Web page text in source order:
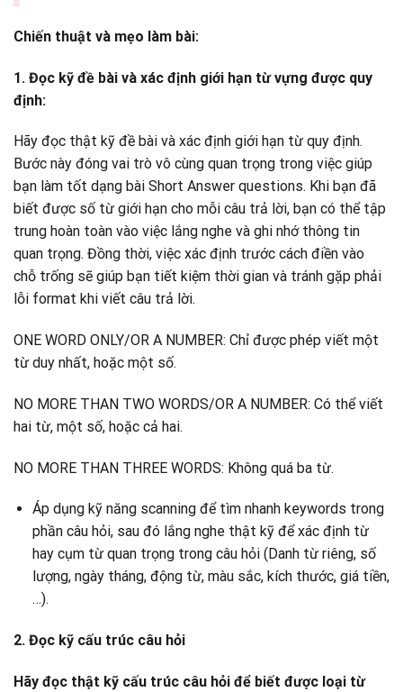
Chiến thuật và mẹo làm bài:
1. Đọc kỹ đề bài và xác định giới hạn từ vựng được quy
định:
Hãy đọc thật kỹ đề bài và xác định giới hạn từ quy định.
Bước này đóng vai trò vô cùng quan trọng trong việc giúp
bạn làm tốt dạng bài Short Answer questions. Khi bạn đã
biết được số từ giới hạn cho mỗi câu trả lời, bạn có thể tập
trung hoàn toàn vào việc lắng nghe và ghi nhớ thông tin
quan trọng. Đồng thời, việc xác định trước cách điền vào
chỗ trống sẽ giúp bạn tiết kiệm thời gian và tránh gặp phải
lỗi format khi viết câu trả lời.
ONE WORD ONLY/OR A NUMBER: Chỉ được phép viết một
từ duy nhất, hoặc một số.
NO MORE THAN TWO WORDS/OR A NUMBER: Có thể viết
hai từ, một số, hoặc cả hai.
NO MORE THAN THREE WORDS: Không quá ba từ.
Áp dụng kỹ năng scanning để tìm nhanh keywords trong
phần câu hỏi, sau đó lắng nghe thật kỹ để xác định từ
hay cụm từ quan trọng trong câu hỏi (Danh từ riêng, số
lượng, ngày tháng, động từ, màu sắc, kích thước, giá tiền,
…).
2. Đọc kỹ cấu trúc câu hỏi
Hãy đọc thật kỹ cấu trúc câu hỏi để biết được loại từ